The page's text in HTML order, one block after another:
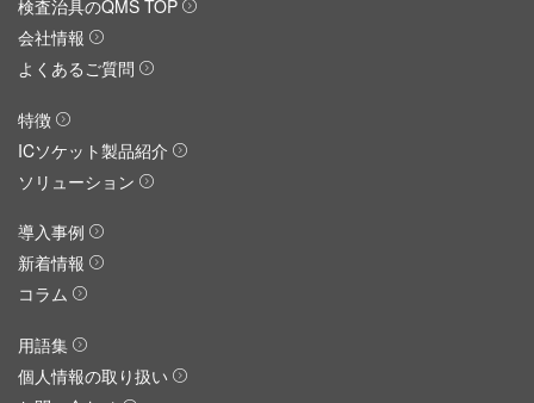
検査治具のQMS TOP
会社情報
よくあるご質問
特徴
ICソケット製品紹介
ソリューション
導入事例
新着情報
コラム
用語集
個人情報の取り扱い